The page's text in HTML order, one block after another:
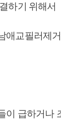
하기 위해서
애교필러제
이 급하거나